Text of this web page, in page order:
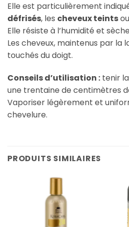
Elle est particulièrement
défrisés, les cheveux teints
Elle résiste à l’humidité et
Les cheveux, maintenus par la
touchés du doigt.
Conseils d’utilisation : tenir
une trentaine de centimètres
Vaporiser légèrement et
chevelure.
PRODUITS SIMILAIRES